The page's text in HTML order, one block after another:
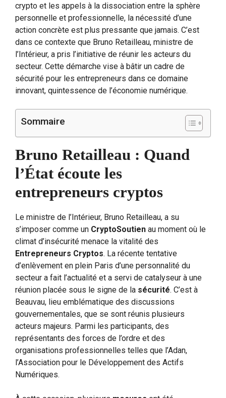
crypto et les appels à la dissociation entre la sphère
personnelle et professionnelle, la nécessité d’une
action concrète est plus pressante que jamais. C’est
dans ce contexte que Bruno Retailleau, ministre de
l’Intérieur, a pris l’initiative de réunir les acteurs du
secteur. Cette démarche vise à bâtir un cadre de
sécurité pour les entrepreneurs dans ce domaine
innovant, quintessence de l’économie numérique.
Sommaire
Bruno Retailleau : Quand
l’État écoute les
entrepreneurs cryptos
Le ministre de l’Intérieur, Bruno Retailleau, a su
s’imposer comme un CryptoSoutien au moment où le
climat d’insécurité menace la vitalité des
Entrepreneurs Cryptos. La récente tentative
d’enlèvement en plein Paris d’une personnalité du
secteur a fait l’actualité et a servi de catalyseur à une
réunion placée sous le signe de la sécurité. C’est à
Beauvau, lieu emblématique des discussions
gouvernementales, que se sont réunis plusieurs
acteurs majeurs. Parmi les participants, des
représentants des forces de l’ordre et des
organisations professionnelles telles que l’Adan,
l’Association pour le Développement des Actifs
Numériques.